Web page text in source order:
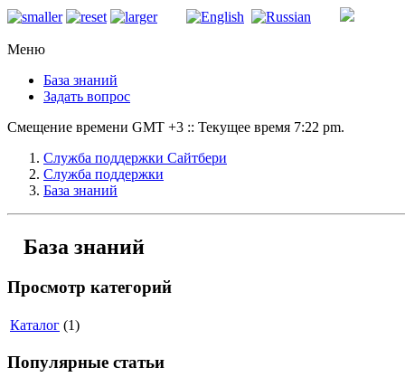
Меню
База знаний
Задать вопрос
Смещение времени GMT +3 :: Текущее время 7:22 pm.
Служба поддержки Сайтбери
Служба поддержки
База знаний
База знаний
Просмотр категорий
Каталог (1)
Популярные статьи